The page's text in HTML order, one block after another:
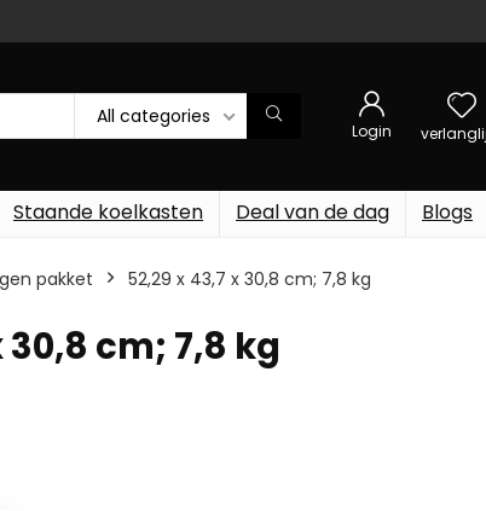
All categories
Login
Staande koelkasten Deal van de dag Blogs
pakket ‎52,29 x 43,7 x 30,8 cm; 7,8 kg
30,8 cm; 7,8 kg